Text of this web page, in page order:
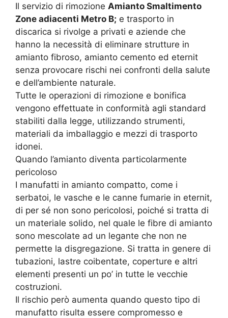
Il servizio di rimozione Amianto Smaltimento
Zone adiacenti Metro B; e trasporto in
discarica si rivolge a privati e aziende che
hanno la necessità di eliminare strutture in
amianto fibroso, amianto cemento ed eternit
senza provocare rischi nei confronti della salute
e dell’ambiente naturale.
Tutte le operazioni di rimozione e bonifica
vengono effettuate in conformità agli standard
stabiliti dalla legge, utilizzando strumenti,
materiali da imballaggio e mezzi di trasporto
idonei.
Quando l’amianto diventa particolarmente
pericoloso
I manufatti in amianto compatto, come i
serbatoi, le vasche e le canne fumarie in eternit,
di per sé non sono pericolosi, poiché si tratta di
un materiale solido, nel quale le fibre di amianto
sono mescolate ad un legante che non ne
permette la disgregazione. Si tratta in genere di
tubazioni, lastre coibentate, coperture e altri
elementi presenti un po’ in tutte le vecchie
costruzioni.
Il rischio però aumenta quando questo tipo di
manufatto risulta essere compromesso e